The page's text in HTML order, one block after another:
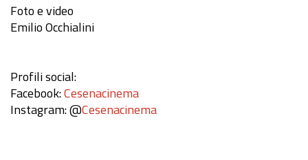
Foto e video
Emilio Occhialini
Profili social:
Facebook:Cesenacinema
Instagram: @Cesenacinema